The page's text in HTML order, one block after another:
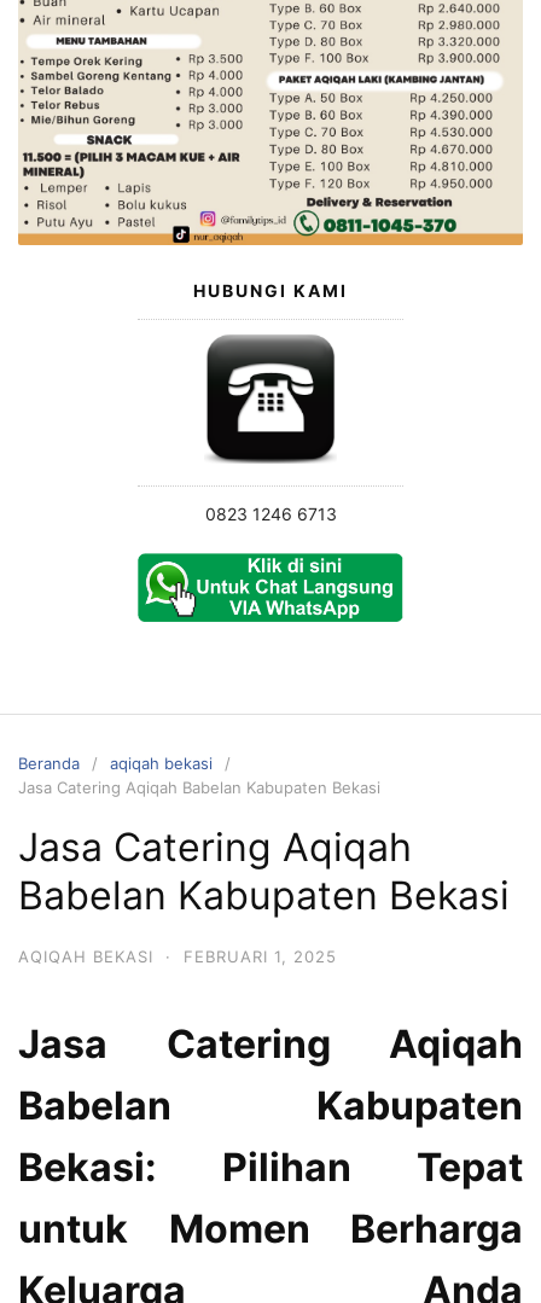
HUBUNGI KAMI
0823 1246 6713
Beranda
aqiqah bekasi
Jasa Catering Aqiqah Babelan Kabupaten Bekasi
Jasa Catering Aqiqah
Babelan Kabupaten Bekasi
AQIQAH BEKASI · FEBRUARI 1, 2025
Jasa Catering Aqiqah
Babelan Kabupaten
Bekasi: Pilihan Tepat
untuk Momen Berharga
Keluarga Anda